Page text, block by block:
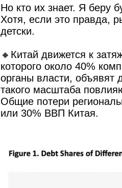
Но кто их знает. Я беру
Хотя, если это правда,
детски.
🔸Китай движется к
которого около 40%
органы власти,
такого масштаба
Общие потери
или 30% ВВП Китая.